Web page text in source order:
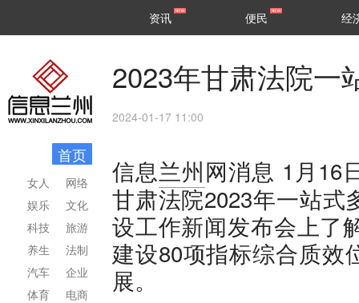
区县
资讯 便民 经
首页
网络
文化
旅游
法制
企业
电商
女人
娱乐
科技
养生
汽车
体育
2023年甘肃法院一
2024-01-17 11:00
信息兰州网消息 1月16
甘肃法院2023年一站式
设工作新闻发布会上了
建设80项指标综合质效
展。